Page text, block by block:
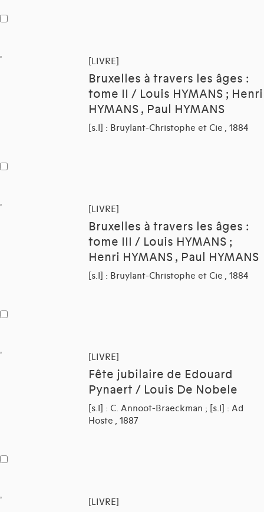
[LIVRE]
Bruxelles à travers les âges :
tome II / Louis HYMANS ; Henri
HYMANS , Paul HYMANS
[s.l] : Bruylant-Christophe et Cie , 1884
[LIVRE]
Bruxelles à travers les âges :
tome III / Louis HYMANS ;
Henri HYMANS , Paul HYMANS
[s.l] : Bruylant-Christophe et Cie , 1884
[LIVRE]
Fête jubilaire de Edouard
Pynaert / Louis De Nobele
[s.l] : C. Annoot-Braeckman ; [s.l] : Ad
Hoste , 1887
[LIVRE]